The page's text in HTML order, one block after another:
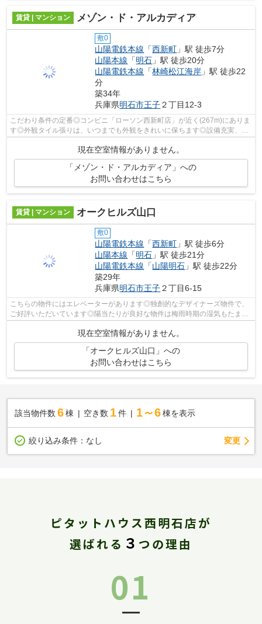
賃貸 | マンション メゾン・ド・アルカディア
敷0
山陽電鉄本線 「西新町 」駅 徒歩7分
山陽本線 「明石 」駅 徒歩20分
山陽電鉄本線 「林崎松江海岸 」駅 徒歩22
分
築34年
兵庫県明石市王子２丁目12-3
こだわり条件の定番◎コンビニ「ローソン西新町店」が近く(267m)にありま
す◎外観タイル張りは、いつまでも外観をきれいに保ちます◎設備充実、防
犯性も高い安心のマンション物件です◎お...
現在空室情報がありません。
「メゾン・ド・アルカディア」への
お問い合わせはこちら
賃貸 | マンション オークヒルズ山口
敷0
山陽電鉄本線 「西新町 」駅 徒歩6分
山陽本線 「明石 」駅 徒歩21分
山陽電鉄本線 「山陽明石 」駅 徒歩22分
築29年
兵庫県明石市王子２丁目6-15
こちらの物件にはエレベーターがあります◎独創的なデザイナーズ物件で、
ご好評いただいています◎陽当たりが良好な物件は梅雨時期の湿気もたまり
現在空室情報がありません。
「オークヒルズ山口」への
お問い合わせはこちら
該当物件数 6棟 空き数 1 件 1～6 棟を表示
絞り込み条件： なし 変更
ピタットハウス西明石店が
選ばれる ３ つの理由
01